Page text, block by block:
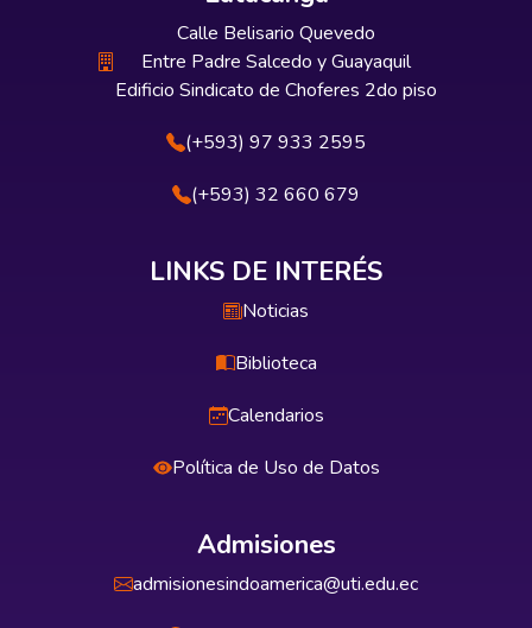
Calle Belisario Quevedo
Entre Padre Salcedo y Guayaquil
Edificio Sindicato de Choferes 2do piso
(+593) 97 933 2595
(+593) 32 660 679
LINKS DE INTERÉS
Noticias
Biblioteca
Calendarios
Política de Uso de Datos
Admisiones
admisionesindoamerica@uti.edu.ec